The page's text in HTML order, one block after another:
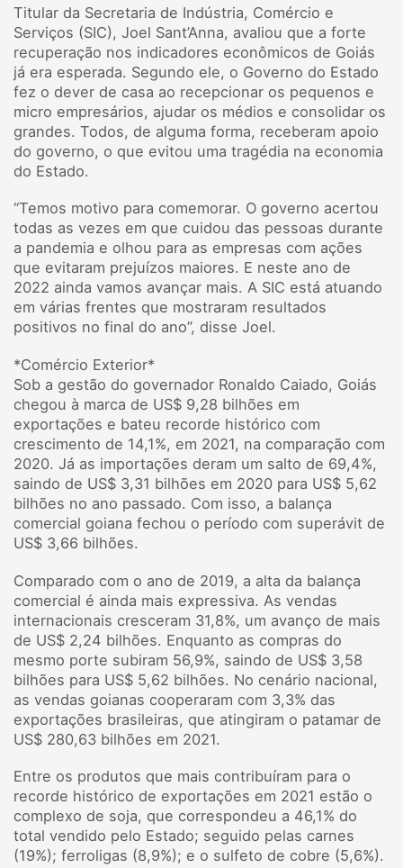
Titular da Secretaria de Indústria, Comércio e
Serviços (SIC), Joel Sant’Anna, avaliou que a forte
recuperação nos indicadores econômicos de Goiás
já era esperada. Segundo ele, o Governo do Estado
fez o dever de casa ao recepcionar os pequenos e
micro empresários, ajudar os médios e consolidar os
grandes. Todos, de alguma forma, receberam apoio
do governo, o que evitou uma tragédia na economia
do Estado.
“Temos motivo para comemorar. O governo acertou
todas as vezes em que cuidou das pessoas durante
a pandemia e olhou para as empresas com ações
que evitaram prejuízos maiores. E neste ano de
2022 ainda vamos avançar mais. A SIC está atuando
em várias frentes que mostraram resultados
positivos no final do ano”, disse Joel.
*Comércio Exterior*
Sob a gestão do governador Ronaldo Caiado, Goiás
chegou à marca de US$ 9,28 bilhões em
exportações e bateu recorde histórico com
crescimento de 14,1%, em 2021, na comparação com
2020. Já as importações deram um salto de 69,4%,
saindo de US$ 3,31 bilhões em 2020 para US$ 5,62
bilhões no ano passado. Com isso, a balança
comercial goiana fechou o período com superávit de
US$ 3,66 bilhões.
Comparado com o ano de 2019, a alta da balança
comercial é ainda mais expressiva. As vendas
internacionais cresceram 31,8%, um avanço de mais
de US$ 2,24 bilhões. Enquanto as compras do
mesmo porte subiram 56,9%, saindo de US$ 3,58
bilhões para US$ 5,62 bilhões. No cenário nacional,
as vendas goianas cooperaram com 3,3% das
exportações brasileiras, que atingiram o patamar de
US$ 280,63 bilhões em 2021.
Entre os produtos que mais contribuíram para o
recorde histórico de exportações em 2021 estão o
complexo de soja, que correspondeu a 46,1% do
total vendido pelo Estado; seguido pelas carnes
(19%); ferroligas (8,9%); e o sulfeto de cobre (5,6%).